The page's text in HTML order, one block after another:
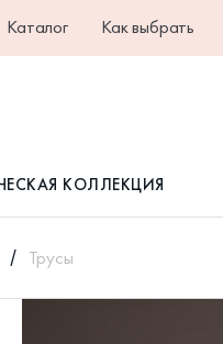
Каталог Как выбрать
КОЛЛЕКЦИЯ
Трусы